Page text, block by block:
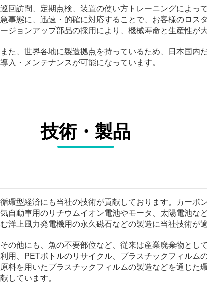
巡回訪問、定期点検、装置の使い方トレーニングによっ
急事態に、迅速・的確に対応することで、お客様のロス
ージョンアップ部品の採用により、機械寿命と生産性が
また、世界各地に製造拠点を持っているため、日本国内
導入・メンテナンスが可能になっています。
技術・製品
循環型経済にも当社の技術が貢献しております。カーボ
気自動車用のリチウムイオン電池やモータ、太陽電池な
む洋上風力発電機用の永久磁石などの製造に当社技術が
その他にも、魚の不要部位など、従来は産業廃棄物とし
利用、PETボトルのリサイクル、プラスチックフィルム
原料を用いたプラスチックフィルムの製造などを通じた
献しています。